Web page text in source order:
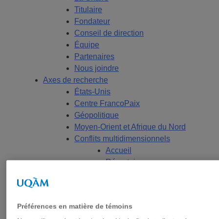
Titulaire
Fondateur
Conseil de direction
Équipe
Partenaires
Nous joindre
Axes de recherche
États-Unis
Centre FrancoPaix
Géopolitique
Moyen-Orient et Afrique du Nord
Conflits multidimensionnels
Accueil
Répertoire
Centre FrancoPaix
Préférences en matière de témoins